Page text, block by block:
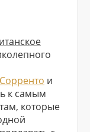
Сорренто и
к самым
которые